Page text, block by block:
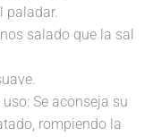
paladar.
salado que la sal
Se aconseja su
rompiendo la